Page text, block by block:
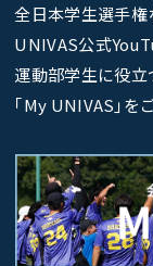
全日本学生選手
UNIVAS公式
運動部学生に役
｢My UNIVAS｣を